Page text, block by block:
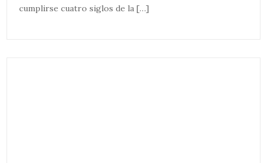
cumplirse cuatro siglos de la […]